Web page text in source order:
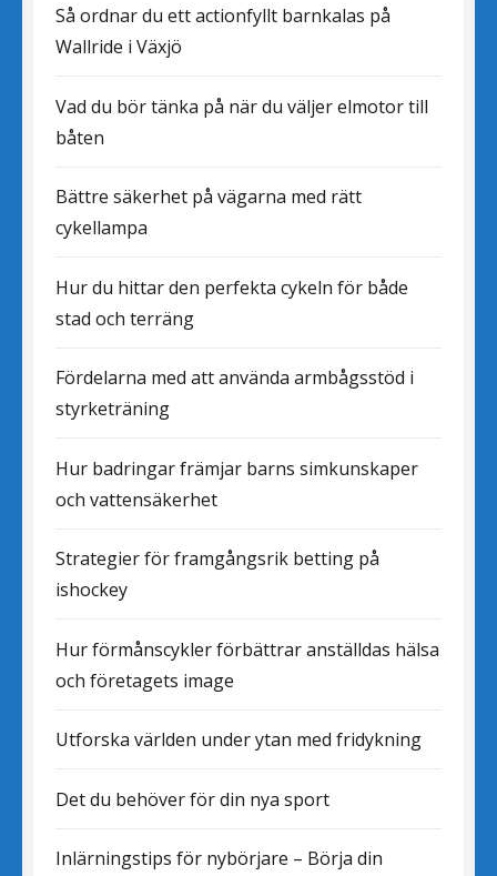
Så ordnar du ett actionfyllt barnkalas på
Wallride i Växjö
Vad du bör tänka på när du väljer elmotor till
båten
Bättre säkerhet på vägarna med rätt
cykellampa
Hur du hittar den perfekta cykeln för både
stad och terräng
Fördelarna med att använda armbågsstöd i
styrketräning
Hur badringar främjar barns simkunskaper
och vattensäkerhet
Strategier för framgångsrik betting på
ishockey
Hur förmånscykler förbättrar anställdas hälsa
och företagets image
Utforska världen under ytan med fridykning
Det du behöver för din nya sport
Inlärningstips för nybörjare – Börja din